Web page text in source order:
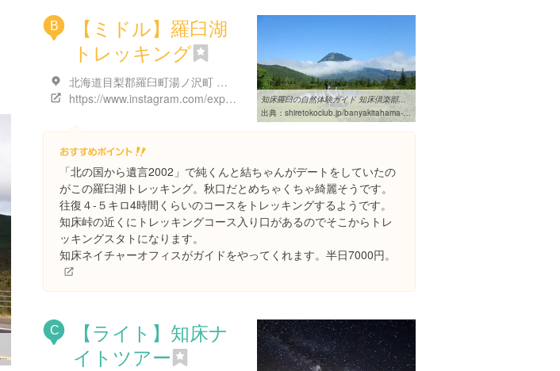
B
【ミドル】羅臼湖
トレッキング
北海道目梨郡羅臼町湯ノ沢町 羅臼湖
https://www.instagram.com/explore/locations/639095229
知床羅臼の自然体験ガイド 知床倶楽部ガイド
出典： shiretokoclub.jp/banyakitahama-guide.html
「北の国から遺言2002」で純くんと結ちゃんがデートをしていたの
がこの羅臼湖トレッキング。秋口だとめちゃくちゃ綺麗そうです。
往復４-５キロ4時間くらいのコースをトレッキングするようです。
知床峠の近くにトレッキングコース入り口があるのでそこからトレ
ッキングスタトになります。
知床ネイチャーオフィスがガイドをやってくれます。半日7000円。
C
【ライト】知床ナ
イトツアー